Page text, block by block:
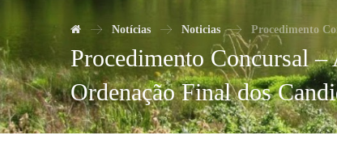
Notícias Noticias Procedimento
Procedimento Concursal
Ordenação Final dos